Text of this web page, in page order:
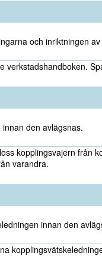
och inriktningen
verkstadshandboken.
den avlägsnas.
kopplingsvajern från
varandra.
innan den